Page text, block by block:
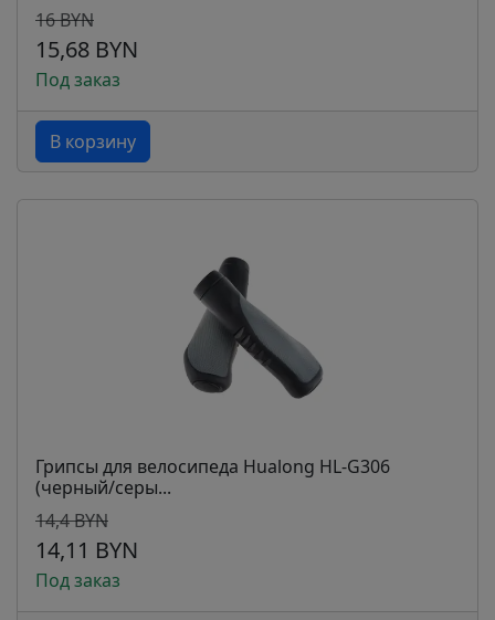
16 BYN
15,68 BYN
Под заказ
В корзину
Грипсы для велосипеда Hualong HL-G306
(черный/серы...
14,4 BYN
14,11 BYN
Под заказ